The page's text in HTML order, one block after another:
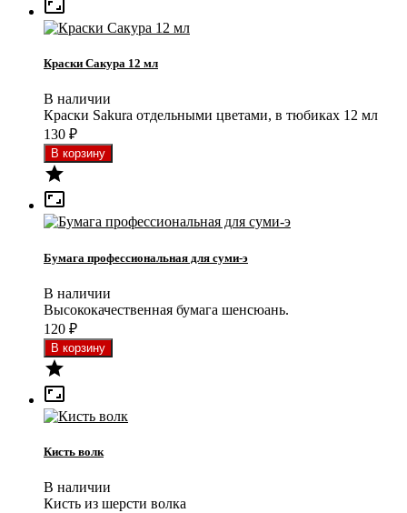

Краски Сакура 12 мл
В наличии
Краски Sakura отдельными цветами, в тюбиках 12 мл
130 ₽


Бумага профессиональная для суми-э
В наличии
Высококачественная бумага шенсюань.
120 ₽


Кисть волк
В наличии
Кисть из шерсти волка